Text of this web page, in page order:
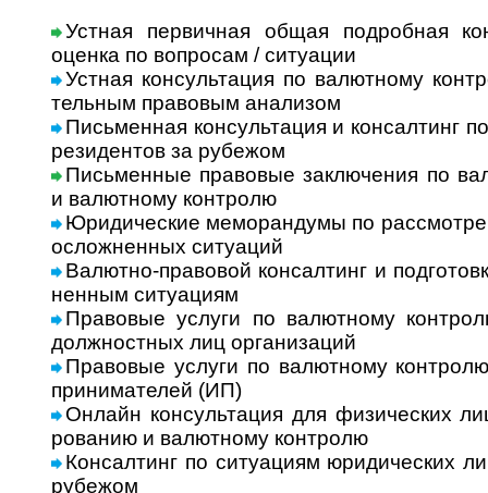
Устная первичная общая подробная
оценка по воп­ро­сам / ситу­ации
Устная консультация по валютному
тель­ным пра­во­вым ана­лизом
Письменная консультация и консалтинг
рези­ден­тов за рубежом
Письменные правовые заключения по
и валют­ному конт­ролю
Юридические меморандумы по
ослож­нен­ных ситу­аций
Валютно-правовой консалтинг и
нен­ным ситу­ациям
Правовые услуги по валютному
долж­ност­ных лиц орга­ни­заций
Правовые услуги по валютному
при­ни­ма­те­лей (ИП)
Онлайн консультация для физических
ро­ва­нию и валют­ному конт­ролю
Консалтинг по ситуациям юриди­чес­ких
рубе­жом